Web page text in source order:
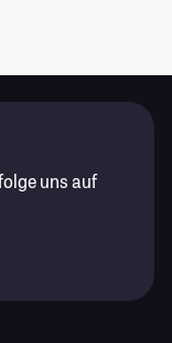
uns auf